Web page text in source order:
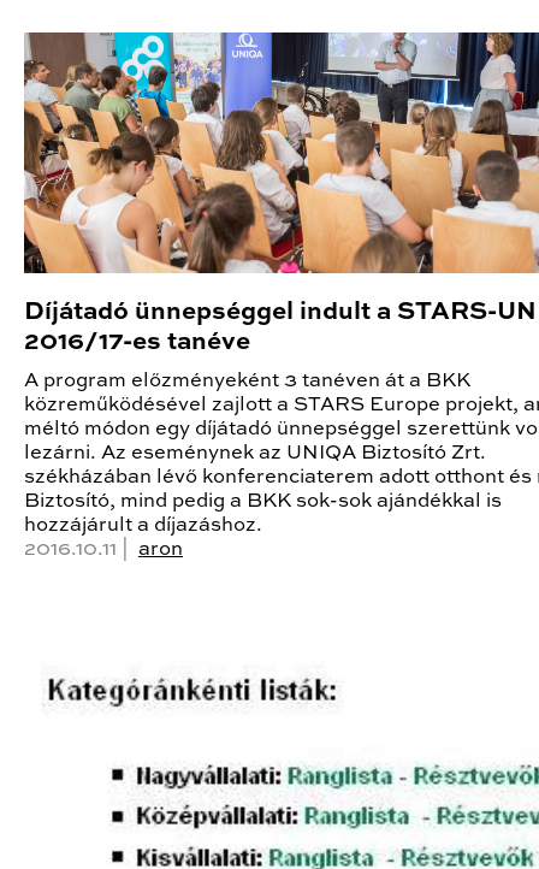
Díjátadó ünnepséggel indult a STARS-
2016/17-es tanéve
A program előzményeként 3 tanéven át a BKK
közreműködésével zajlott a STARS Europe projekt,
méltó módon egy díjátadó ünnepséggel szerettünk
lezárni. Az eseménynek az UNIQA Biztosító Zrt.
székházában lévő konferenciaterem adott otthont és
Biztosító, mind pedig a BKK sok-sok ajándékkal is
hozzájárult a díjazáshoz.
2016.10.11 | aron